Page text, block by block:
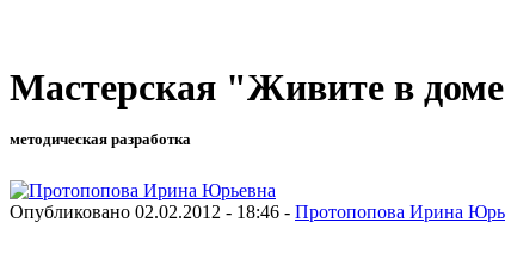
Мастерская "Живите в
методическая разработка
Опубликовано 02.02.2012 - 18:46 - Протопопова Ирина